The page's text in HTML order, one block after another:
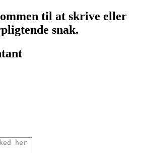
til at skrive eller
snak.